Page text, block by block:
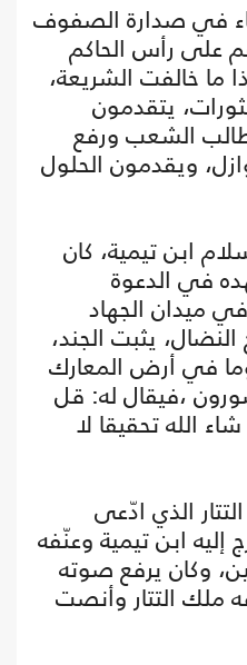
في صدارة الصفوف
على رأس الحاكم
ما خالفت الشريعة،
يتقدمون
الشعب ورفع
ويقدمون الحلول
ابن تيمية، كان
في الدعوة
في ميدان الجهاد
يثبت الجند،
في أرض المعارك
،فيقال له: قل
الله تحقيقا لا
الذي ادّعى
إليه ابن تيمية وعنّفه
وكان يرفع صوته
ملك التتار وأنصت